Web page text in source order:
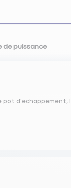
de puissance
pot